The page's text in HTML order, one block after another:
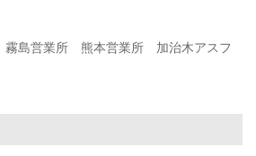
島営業所 熊本営業所 加治木アスフ